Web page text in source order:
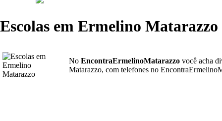
Escolas em Ermelino Matarazzo
No EncontraErmelinoMatarazzo você acha
Matarazzo, com telefones no